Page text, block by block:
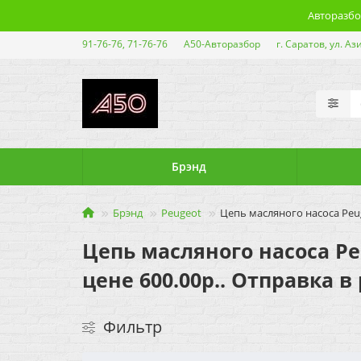
91-76-76, 71-76-76 А50-Авторазбор г. Саратов, ул.
Брэнд
Брэнд Peugeot Цепь масляного насоса
Цепь масляного насоса
цене 600.00р.. Отправка
Фильтр